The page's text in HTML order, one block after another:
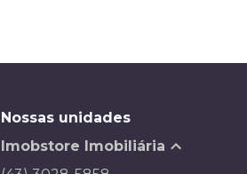
Nossas unidades
Imobstore Imobiliária